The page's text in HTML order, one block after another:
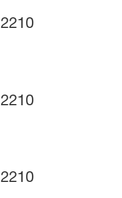
2210
2210
2210